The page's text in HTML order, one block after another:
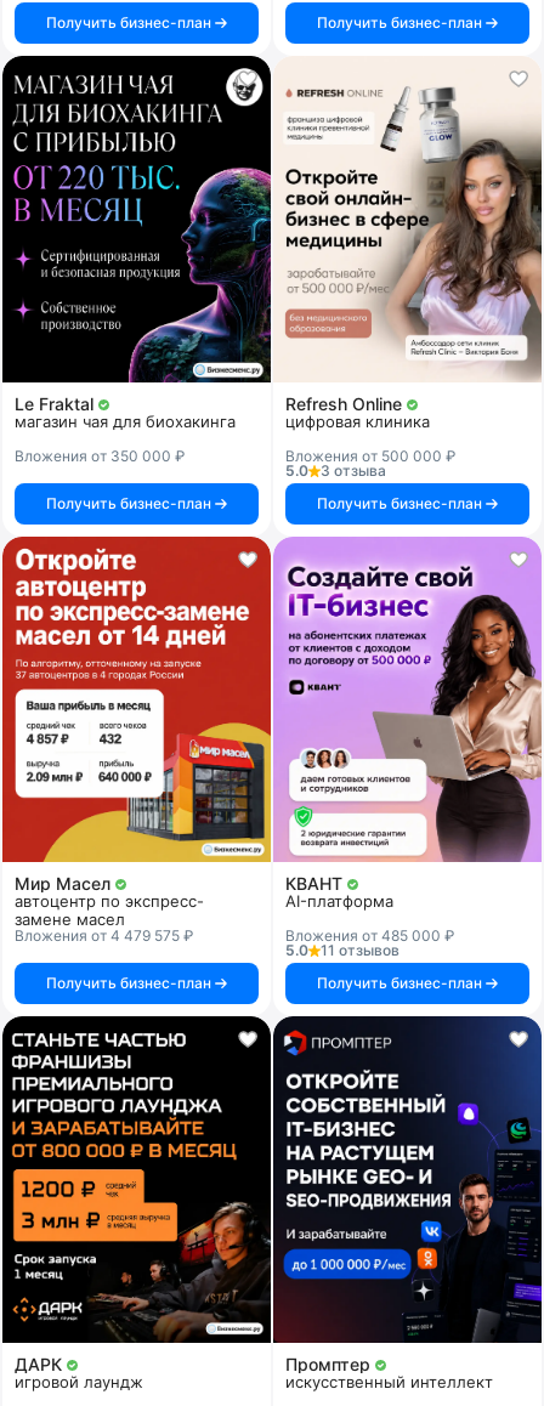
Получить бизнес-план
Получить бизнес-план
Le Fraktal
магазин чая для биохакинга
Вложения от 350 000 ₽
Получить бизнес-план
Refresh Online
цифровая клиника
Вложения от 500 000 ₽
5.0
3 отзыва
Получить бизнес-план
Мир Масел
автоцентр по экспресс-
замене масел
Вложения от 4 479 575 ₽
Получить бизнес-план
КВАНТ
AI-платформа
Вложения от 485 000 ₽
5.0
11 отзывов
Получить бизнес-план
ДАРК
игровой лаундж
Промптер
искусственный интеллект